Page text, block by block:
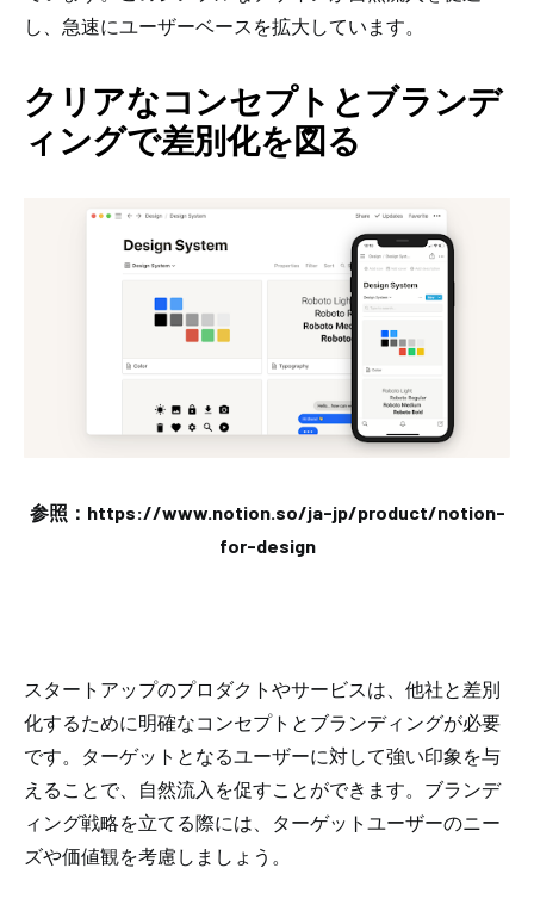
し、急速にユーザーベースを拡大しています。
クリアなコンセプトとブランデ
ィングで差別化を図る
参照：https://www.notion.so/ja-jp/product/notion-
for-design
スタートアップのプロダクトやサービスは、他社と差別
化するために明確なコンセプトとブランディングが必要
です。ターゲットとなるユーザーに対して強い印象を与
えることで、自然流入を促すことができます。ブランデ
ィング戦略を立てる際には、ターゲットユーザーのニー
ズや価値観を考慮しましょう。